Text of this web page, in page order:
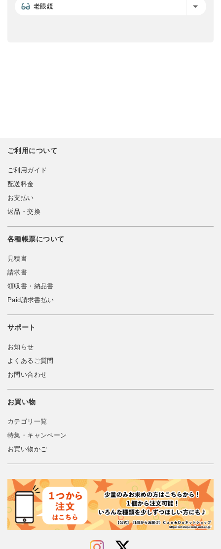
老眼鏡
ご利用について
ご利用ガイド
配送料金
お支払い
返品・交換
各種帳票について
見積書
請求書
領収書・納品書
Paid請求書払い
サポート
お知らせ
よくあるご質問
お問い合わせ
お買い物
カテゴリ一覧
特集・キャンペーン
お買い物かご